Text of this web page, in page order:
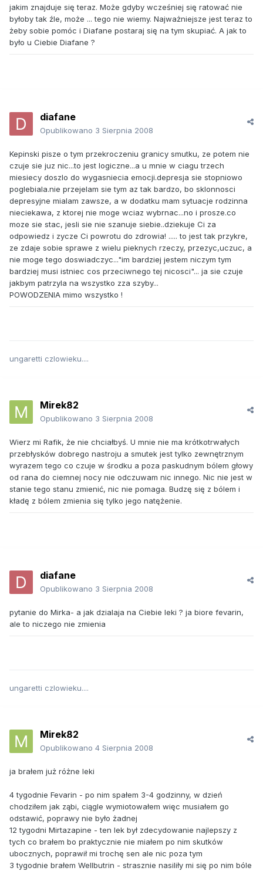
jakim znajduje się teraz. Może gdyby wcześniej się ratować nie
byłoby tak źle, może ... tego nie wiemy. Najważniejsze jest teraz to
żeby sobie pomóc i Diafane postaraj się na tym skupiać. A jak to
było u Ciebie Diafane ?
diafane
Opublikowano 3 Sierpnia 2008
Kepinski pisze o tym przekroczeniu granicy smutku, ze potem nie
czuje sie juz nic...to jest logiczne...a u mnie w ciagu trzech
miesiecy doszlo do wygasniecia emocji.depresja sie stopniowo
poglebiala.nie przejelam sie tym az tak bardzo, bo sklonnosci
depresyjne mialam zawsze, a w dodatku mam sytuacje rodzinna
nieciekawa, z ktorej nie moge wciaz wybrnac...no i prosze.co
moze sie stac, jesli sie nie szanuje siebie..dziekuje Ci za
odpowiedz i zycze Ci powrotu do zdrowia! ..... to jest tak przykre,
ze zdaje sobie sprawe z wielu pieknych rzeczy, przezyc,uczuc, a
nie moge tego doswiadczyc..."im bardziej jestem niczym tym
bardziej musi istniec cos przeciwnego tej nicosci"... ja sie czuje
jakbym patrzyla na wszystko zza szyby...
POWODZENIA mimo wszystko !
ungaretti czlowieku....
Mirek82
Opublikowano 3 Sierpnia 2008
Wierz mi Rafik, że nie chciałbyś. U mnie nie ma krótkotrwałych
przebłysków dobrego nastroju a smutek jest tylko zewnętrznym
wyrazem tego co czuje w środku a poza paskudnym bólem głowy
od rana do ciemnej nocy nie odczuwam nic innego. Nic nie jest w
stanie tego stanu zmienić, nic nie pomaga. Budzę się z bólem i
kładę z bólem zmienia się tylko jego natężenie.
diafane
Opublikowano 3 Sierpnia 2008
pytanie do Mirka- a jak dzialaja na Ciebie leki ? ja biore fevarin,
ale to niczego nie zmienia
ungaretti czlowieku....
Mirek82
Opublikowano 4 Sierpnia 2008
ja brałem już różne leki
4 tygodnie Fevarin - po nim spałem 3-4 godzinny, w dzień
chodziłem jak ząbi, ciągle wymiotowałem więc musiałem go
odstawić, poprawy nie było żadnej
12 tygodni Mirtazapine - ten lek był zdecydowanie najlepszy z
tych co brałem bo praktycznie nie miałem po nim skutków
ubocznych, poprawił mi trochę sen ale nic poza tym
3 tygodnie brałem Wellbutrin - strasznie nasiliły mi się po nim bóle